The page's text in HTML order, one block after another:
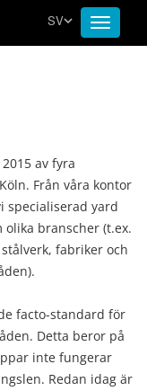
Toggle
SV
av fyra
Från våra kontor
specialiserad yard
branscher (t.ex.
fabriker och
facto-standard för
Detta beror på
inte fungerar
Redan idag är